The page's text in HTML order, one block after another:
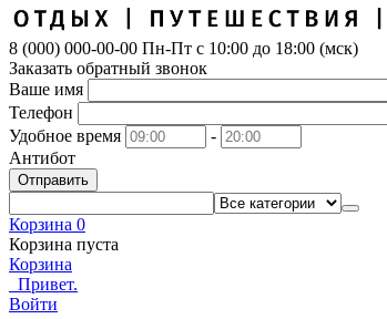
8 (000) 000-00-00 Пн-Пт с 10:00 до 18:00 (мск)
Заказать обратный звонок
Ваше имя
Телефон
Удобное время
-
Антибот
Отправить
Корзина 0
Корзина пуста
Корзина
Привет.
Войти